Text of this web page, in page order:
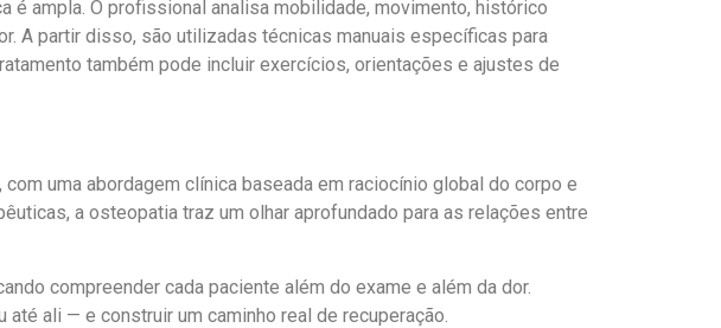
é ampla. O profissional analisa mobilidade, movimento, histórico
A partir disso, são utilizadas técnicas manuais específicas para
também pode incluir exercícios, orientações e ajustes de
uma abordagem clínica baseada em raciocínio global do corpo e
a osteopatia traz um olhar aprofundado para as relações entre
compreender cada paciente além do exame e além da dor.
até ali — e construir um caminho real de recuperação.